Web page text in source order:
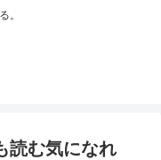
。
読む気になれ